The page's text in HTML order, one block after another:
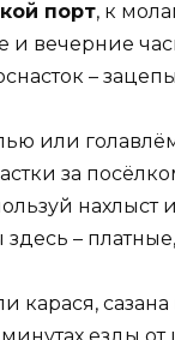
порт, к
и вечерние
–
или
за
нахлыст
–
карася,